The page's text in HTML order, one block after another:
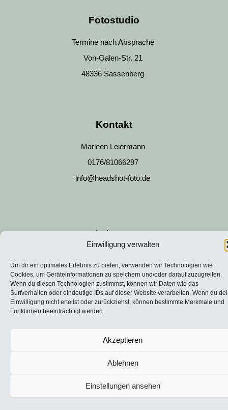
Einwilligung verwalten
Um dir ein optimales Erlebnis zu bieten, verwenden wir Technologien wie
Cookies, um Geräteinformationen zu speichern und/oder darauf zuzugreifen.
Wenn du diesen Technologien zustimmst, können wir Daten wie das
Surfverhalten oder eindeutige IDs auf dieser Website verarbeiten. Wenn du
Einwilligung nicht erteilst oder zurückziehst, können bestimmte Merkmale und
Funktionen beeinträchtigt werden.
Akzeptieren
Ablehnen
Einstellungen ansehen
Fotostudio
Termine nach Absprache
Von-Galen-Str. 21
48336 Sassenberg
Kontakt
Marleen Leiermann
0176/81066297
info@headshot-foto.de
Instagram
Datenschutzerklärung
Impressum